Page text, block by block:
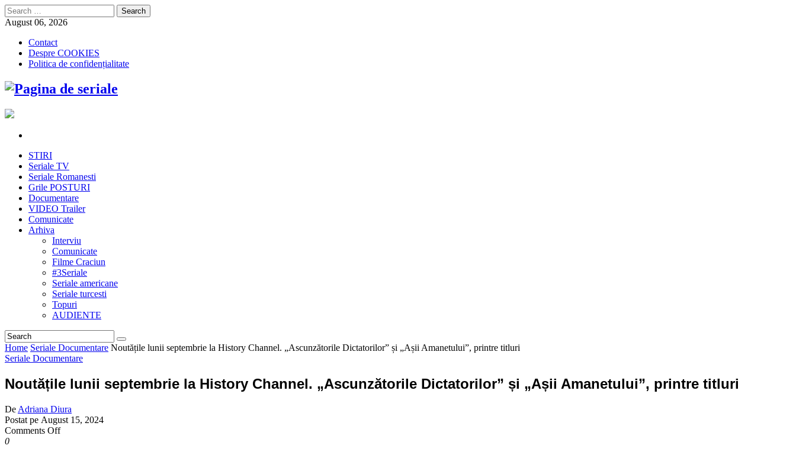
Search
for:
August 06, 2026
Contact
Despre COOKIES
Politica de confidențialitate
STIRI
Seriale TV
Seriale Romanesti
Grile POSTURI
Documentare
VIDEO Trailer
Comunicate
Arhiva
Interviu
Comunicate
Filme Craciun
#3Seriale
Seriale americane
Seriale turcesti
Topuri
AUDIENTE
Home Seriale Documentare Noutățile lunii septembrie la History Channel. „Ascunzătorile Dictatorilor” și „Așii Amanetului”, printre titluri
Seriale Documentare
Noutățile lunii septembrie la History Channel. „Ascunzătorile Dictatorilor” și „Așii Amanetului”, printre titluri
De Adriana Diura
Postat pe August 15, 2024
Comments Offon
0